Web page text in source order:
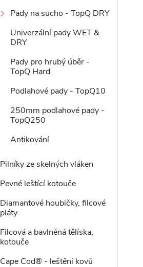
Pady na sucho - TopQ DRY
Univerzální pady WET &
DRY
Pady pro hrubý úběr -
TopQ Hard
Podlahové pady - TopQ10
250mm podlahové pady -
TopQ250
Antikování
Pilníky ze skelných vláken
Pevné leštící kotouče
Diamantové houbičky, filcové
pláty
Filcová a bavlněná tělíska,
kotouče
Cape Cod® - leštění kovů